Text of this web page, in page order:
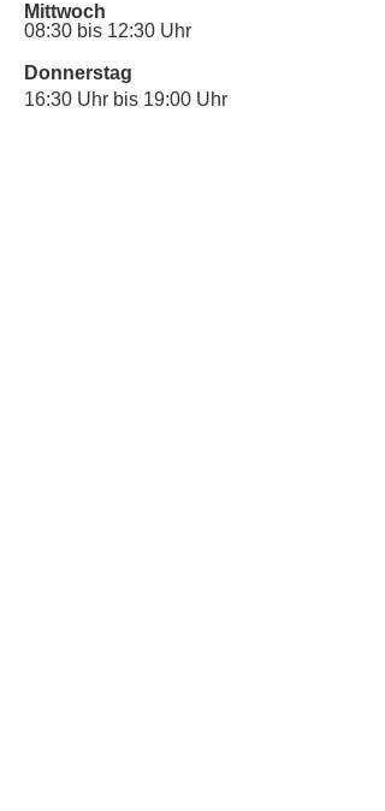
Mittwoch
08:30 bis 12:30 Uhr
Donnerstag
16:30 Uhr bis 19:00 Uhr